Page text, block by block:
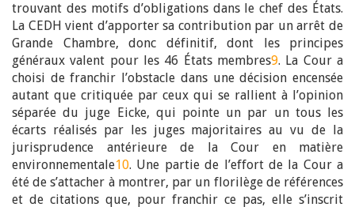
trouvant des motifs d’obligations dans le chef des États.
La CEDH vient d’apporter sa contribution par un arrêt de
Grande Chambre, donc définitif, dont les principes
généraux valent pour les 46 États membres9. La Cour a
choisi de franchir l’obstacle dans une décision encensée
autant que critiquée par ceux qui se rallient à l’opinion
séparée du juge Eicke, qui pointe un par un tous les
écarts réalisés par les juges majoritaires au vu de la
jurisprudence antérieure de la Cour en matière
environnementale10. Une partie de l’effort de la Cour a
été de s’attacher à montrer, par un florilège de références
et de citations que, pour franchir ce pas, elle s’inscrit